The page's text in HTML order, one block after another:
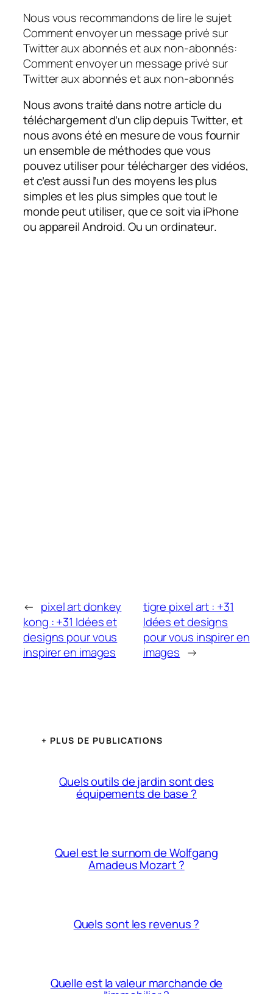
Nous vous recommandons de lire le sujet
Comment envoyer un message privé sur
Twitter aux abonnés et aux non-abonnés:
Comment envoyer un message privé sur
Twitter aux abonnés et aux non-abonnés
Nous avons traité dans notre article du
téléchargement d’un clip depuis Twitter, et
nous avons été en mesure de vous fournir
un ensemble de méthodes que vous
pouvez utiliser pour télécharger des vidéos,
et c’est aussi l’un des moyens les plus
simples et les plus simples que tout le
monde peut utiliser, que ce soit via iPhone
ou appareil Android. Ou un ordinateur.
← pixel art donkey
kong : +31 Idées et
designs pour vous
inspirer en images
tigre pixel art : +31
Idées et designs
pour vous inspirer en
images →
+ PLUS DE PUBLICATIONS
Quels outils de jardin sont des
équipements de base ?
Quel est le surnom de Wolfgang
Amadeus Mozart ?
Quels sont les revenus ?
Quelle est la valeur marchande de